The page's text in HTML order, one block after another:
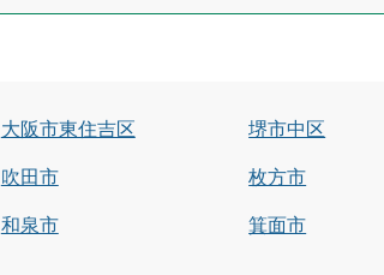
大阪市東住吉区 堺市中区
吹田市 枚方市
和泉市 箕面市